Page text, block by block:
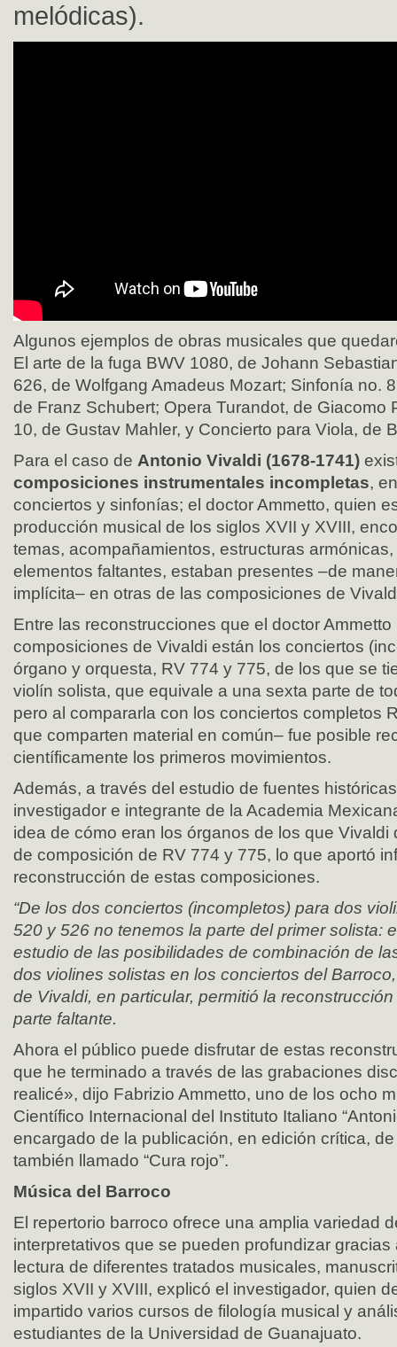
melódicas).
Algunos ejemplos de obras musicales que
El arte de la fuga BWV 1080, de Johann
626, de Wolfgang Amadeus Mozart; Sinfonía no.
de Franz Schubert; Opera Turandot, de Giacomo
10, de Gustav Mahler, y Concierto para Viola, de
Para el caso de Antonio Vivaldi (1678-1741)
composiciones instrumentales incompletas,
conciertos y sinfonías; el doctor Ammetto, quien
producción musical de los siglos XVII y XVIII,
temas, acompañamientos, estructuras
elementos faltantes, estaban presentes –de
implícita– en otras de las composiciones de
Entre las reconstrucciones que el doctor
composiciones de Vivaldi están los conciertos
órgano y orquesta, RV 774 y 775, de los que se
violín solista, que equivale a una sexta parte de
pero al compararla con los conciertos completos
que comparten material en común– fue posible
científicamente los primeros movimientos.
Además, a través del estudio de fuentes
investigador e integrante de la Academia
idea de cómo eran los órganos de los que
de composición de RV 774 y 775, lo que aportó
reconstrucción de estas composiciones.
“De los dos conciertos (incompletos) para dos
520 y 526 no tenemos la parte del primer solista:
estudio de las posibilidades de combinación de
dos violines solistas en los conciertos del
de Vivaldi, en particular, permitió la
parte faltante.
Ahora el público puede disfrutar de estas
que he terminado a través de las grabaciones
realicé», dijo Fabrizio Ammetto, uno de los ocho
Científico Internacional del Instituto Italiano
encargado de la publicación, en edición crítica,
también llamado “Cura rojo”.
Música del Barroco
El repertorio barroco ofrece una amplia variedad
interpretativos que se pueden profundizar
lectura de diferentes tratados musicales,
siglos XVII y XVIII, explicó el investigador, quien
impartido varios cursos de filología musical y
estudiantes de la Universidad de Guanajuato.